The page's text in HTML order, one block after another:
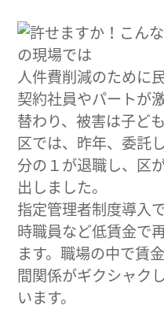
人件費削減のために
契約社員やパートが
替わり、被害は子ど
区では、昨年、委託
分の１が退職し、区
出しました。
指定管理者制度導入
時職員など低賃金で
ます。職場の中で賃
間関係がギクシャク
います。